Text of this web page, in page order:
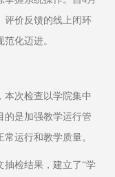
评价反馈的线上闭环
化迈进。
本次检查以学院集中
的是加强教学运行管
运行和教学质量。
抽检结果，建立了“学